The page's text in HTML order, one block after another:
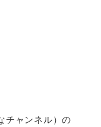
チャンネル）の